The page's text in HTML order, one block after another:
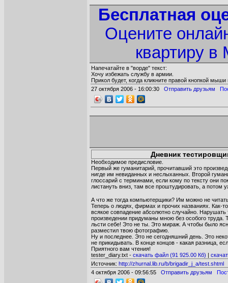
Бесплатная
Оцените
квартиру
Напечатайте в "ворде" текст:
Хочу избежать службу в армии.
Прикол будет, когда кликните правой кнопкой
27 октября 2006 - 16:00:30 Отправить друзьям
Дневник
Необходимое предисловие.
Первый же гуманитарий, прочитавший это
нигде им невиданных и неслыханных. Второй
глоссарий с терминами, если кому по тексту они
листануть вниз, там все проштудировать, а потом
А что же тогда компьютерщики? Им можно не
Теперь о людях, фирмах и прочих названиях. Как-
всякое совпадение абсолютно случайно.
произведении придуманы мною без особого труда.
льсти себе! Это не ты. Это мираж. А чтобы было
разместил твою фотографию.
Ну и последнее. Это не сегодняшний день. Это
не прикидывать. В конце концов - какая разница,
Приятного вам чтения!
tester_diary.txt - cкачать файл (91 925.00 Кб) |
Источник: http://zhurnal.lib.ru/b/brigadir_j_a/test.shtml
4 октября 2006 - 09:56:55 Отправить друзьям